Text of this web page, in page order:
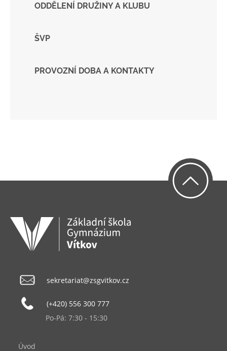
ODDĚLENÍ DRUŽINY A KLUBU
ŠVP
PROVOZNÍ DOBA A KONTAKTY
sekretariat@zsgvitkov.cz
(+420) 556 300 777
Po-Pá: 7:30 - 15:30
Úvod